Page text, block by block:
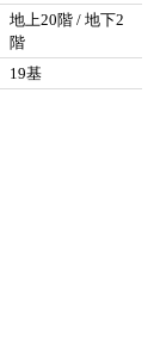
地上20階 / 地下2
階
19基